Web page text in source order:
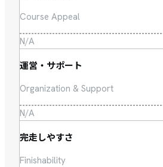
Course Appeal
N/A
運営・サポート
Organization & Support
N/A
完走しやすさ
Finishability